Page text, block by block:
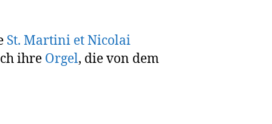
St. Martini et Nicolai
ihre Orgel, die von dem